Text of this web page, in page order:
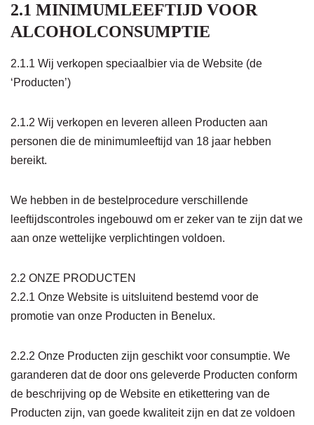
2.1 MINIMUMLEEFTIJD VOOR
ALCOHOLCONSUMPTIE
2.1.1 Wij verkopen speciaalbier via de Website (de
‘Producten’)
2.1.2 Wij verkopen en leveren alleen Producten aan
personen die de minimumleeftijd van 18 jaar hebben
bereikt.
We hebben in de bestelprocedure verschillende
leeftijdscontroles ingebouwd om er zeker van te zijn dat we
aan onze wettelijke verplichtingen voldoen.
2.2 ONZE PRODUCTEN
2.2.1 Onze Website is uitsluitend bestemd voor de
promotie van onze Producten in Benelux.
2.2.2 Onze Producten zijn geschikt voor consumptie. We
garanderen dat de door ons geleverde Producten conform
de beschrijving op de Website en etikettering van de
Producten zijn, van goede kwaliteit zijn en dat ze voldoen